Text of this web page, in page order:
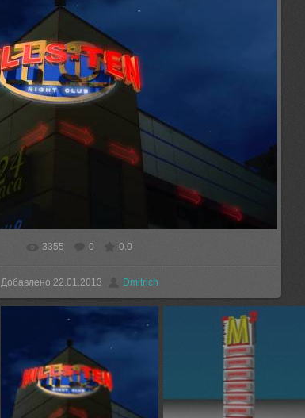
В реальном размере 1200x900
3355 0 0.0
Добавлено 22.01.2013 Dmitrich